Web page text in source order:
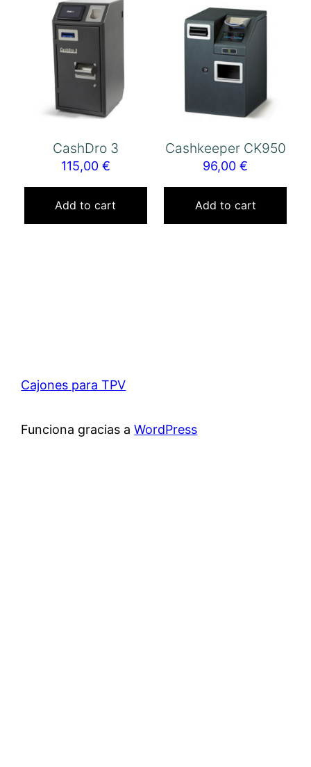
CashDro 3
115,00 €
Add to cart
Cashkeeper CK950
96,00€
Add to cart
Cajones para TPV
Funciona gracias aWordPress